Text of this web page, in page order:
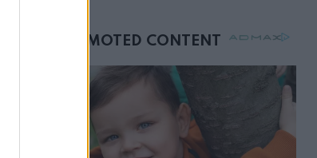
mellettem ült az első